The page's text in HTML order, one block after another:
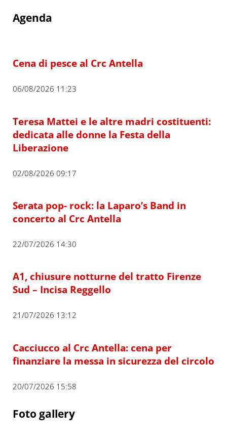
Agenda
Cena di pesce al Crc Antella
06/08/2026 11:23
Teresa Mattei e le altre madri costituenti:
dedicata alle donne la Festa della
Liberazione
02/08/2026 09:17
Serata pop- rock: la Laparo’s Band in
concerto al Crc Antella
22/07/2026 14:30
A1, chiusure notturne del tratto Firenze
Sud – Incisa Reggello
21/07/2026 13:12
Cacciucco al Crc Antella: cena per
finanziare la messa in sicurezza del circolo
20/07/2026 15:58
Foto gallery